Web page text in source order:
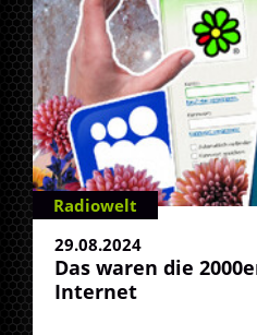
Radiowelt
29.08.2024
Das waren die
Internet